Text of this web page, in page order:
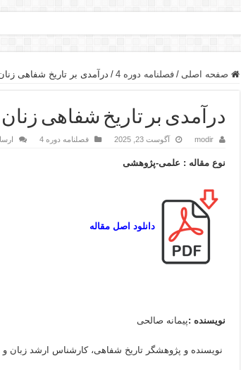
صفحه اصلی / فصلنامه دوره 4 / درآمدی بر تاریخ شفاهی
درآمدی بر تاریخ شفاهی زنان
modir آگوست 23, 2025 فصلنامه دوره 4
نوع مقاله : علمی-پژوهشی
دانلود اصل مقاله
نویسنده :پیمانه صالحی
نویسنده و پژوهشگر تاریخ شفاهی، کارشناس ارشد زبان و